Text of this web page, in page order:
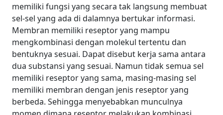
memiliki fungsi yang secara tak langsung membuat
sel-sel yang ada di dalamnya bertukar informasi.
Membran memiliki reseptor yang mampu
mengkombinasi dengan molekul tertentu dan
bentuknya sesuai. Dapat disebut kerja sama antara
dua substansi yang sesuai. Namun tidak semua sel
memiliki reseptor yang sama, masing-masing sel
memiliki membran dengan jenis reseptor yang
berbeda. Sehingga menyebabkan munculnya